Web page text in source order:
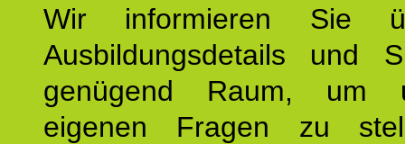
Wir informieren Sie
Ausbildungsdetails und
genügend Raum, um
eigenen Fragen zu